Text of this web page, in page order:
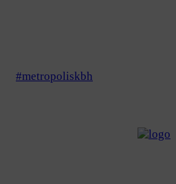
#metropoliskbh